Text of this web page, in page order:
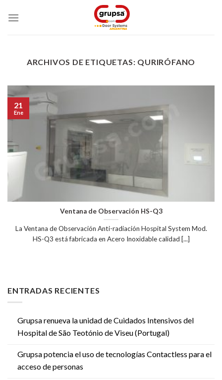
ARCHIVOS DE ETIQUETAS: QURIRÓFANO
ENTRADAS RECIENTES
Grupsa renueva la unidad de Cuidados Intensivos del
Hospital de São Teotónio de Viseu (Portugal)
Grupsa potencia el uso de tecnologías Contactless para el
acceso de personas
Ventana de Observación HS-Q3
La Ventana de Observación Anti-radiación Hospital System Mod.
HS-Q3 está fabricada en Acero Inoxidable calidad [...]
21
Ene